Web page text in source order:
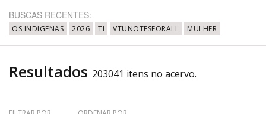
Até
Povo Indígena
BUSCAS RECENTES:
OS INDIGENAS 2026 TI VTUNOTESFORALL MULHER
Resultados 203041 itens no acervo.